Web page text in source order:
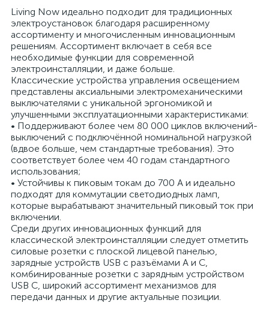
Living Now идеально подходит для традиционных
электроустановок благодаря расширенному
ассортименту и многочисленным инновационным
решениям. Ассортимент включает в себя все
необходимые функции для современной
электроинсталляции, и даже больше.
Классические устройства управления освещением
представлены аксиальными электромеханическими
выключателями с уникальной эргономикой и
улучшенными эксплуатационными характеристиками:
• Поддерживают более чем 80 000 циклов включений-
выключений с подключённой номинальной нагрузкой
(вдвое больше, чем стандартные требования). Это
соответствует более чем 40 годам стандартного
использования;
• Устойчивы к пиковым токам до 700 А и идеально
подходят для коммутации светодиодных ламп,
которые вырабатывают значительный пиковый ток при
включении.
Среди других инновационных функций для
классической электроинсталляции следует отметить
силовые розетки с плоской лицевой панелью,
зарядные устройств USB с разъёмами А и С,
комбинированные розетки с зарядным устройством
USB C, широкий ассортимент механизмов для
передачи данных и другие актуальные позиции.